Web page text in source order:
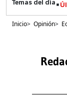
Inicio> Opinión>